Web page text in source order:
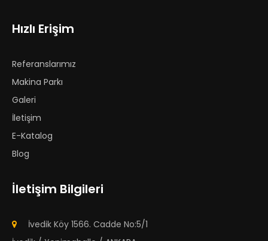
Hızlı Erişim
Referanslarımız
Makina Parkı
Galeri
İletişim
E-Katalog
Blog
İletişim Bilgileri
İvedik Köy 1566. Cadde No:5/1